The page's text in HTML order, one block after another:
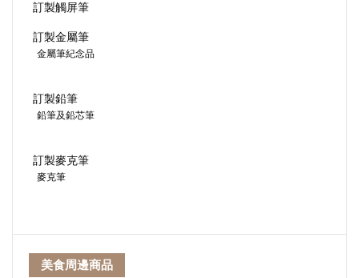
訂製觸屏筆
訂製金屬筆
金屬筆紀念品
訂製鉛筆
鉛筆及鉛芯筆
訂製麥克筆
麥克筆
美食周邊商品